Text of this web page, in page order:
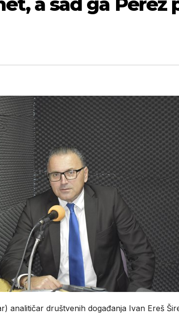
analitičar društvenih događanja Ivan Ereš